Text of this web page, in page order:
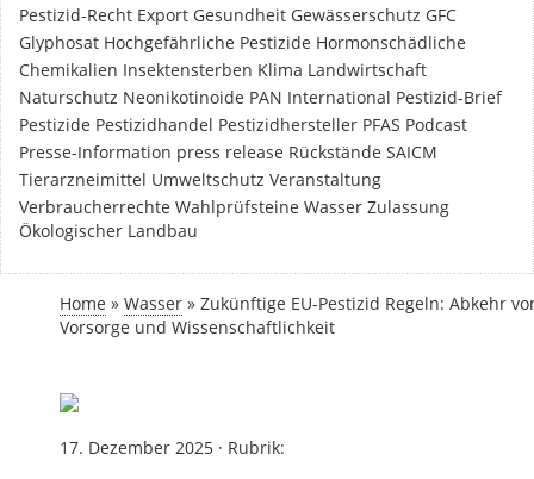
Pestizid-Recht Export Gesundheit Gewässerschutz GFC
Glyphosat Hochgefährliche Pestizide Hormonschädliche
Chemikalien Insektensterben Klima Landwirtschaft
Naturschutz Neonikotinoide PAN International Pestizid-Brief
Pestizide Pestizidhandel Pestizidhersteller PFAS Podcast
Presse-Information press release Rückstände SAICM
Tierarzneimittel Umweltschutz Veranstaltung
Verbraucherrechte Wahlprüfsteine Wasser Zulassung
Ökologischer Landbau
Home » Wasser » Zukünftige EU-Pestizid Regeln: Abkehr
Vorsorge und Wissenschaftlichkeit
17. Dezember 2025 · Rubrik: